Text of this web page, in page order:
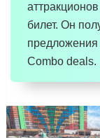
билет. Он
предложения
Combo deals.